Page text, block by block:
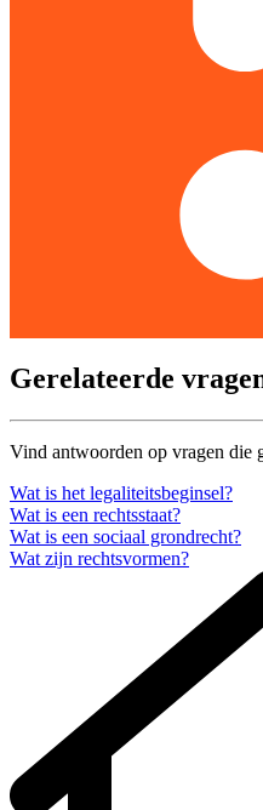
Gerelateerde
Vind antwoorden op vragen die
Wat is het legaliteitsbeginsel?
Wat is een rechtsstaat?
Wat is een sociaal grondrecht?
Wat zijn rechtsvormen?